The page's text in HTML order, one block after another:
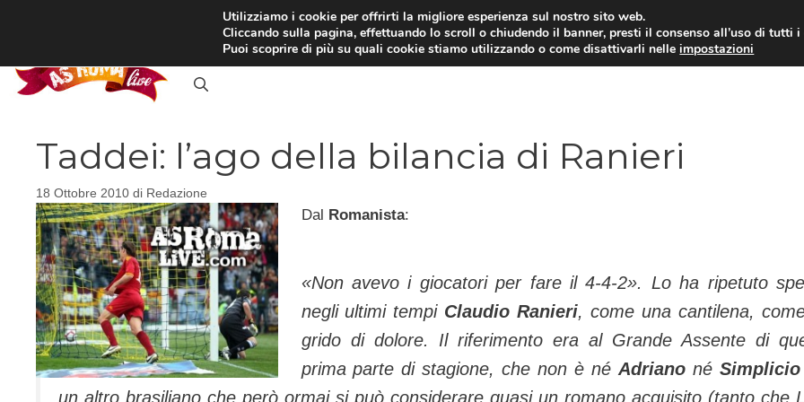
RASSEGNA STAMPA INTERVISTE CALCIOMERCATO CAMPIONATO
Taddei: l’ago della bilancia di Ranieri
18 Ottobre 2010 di Redazione
Dal Romanista:
«Non avevo i giocatori per fare il 4-4-2». Lo ha ripetuto
negli ultimi tempi Claudio Ranieri, come una cantilena,
grido di dolore. Il riferimento era al Grande Assente di
prima parte di stagione, che non è néAdriano né Simplicio
un altro brasiliano che però ormai si può considerare quasi un romano acquisito (tanto che
Utilizziamo i cookie per offrirti la migliore esperienza sul nostro sito web.
Cliccando sulla pagina, effettuando lo scroll o chiudendo il banner, presti il consenso all’uso di tutti i
Puoi scoprire di più su quali cookie stiamo utilizzando o come disattivarli nelleimpostazioni